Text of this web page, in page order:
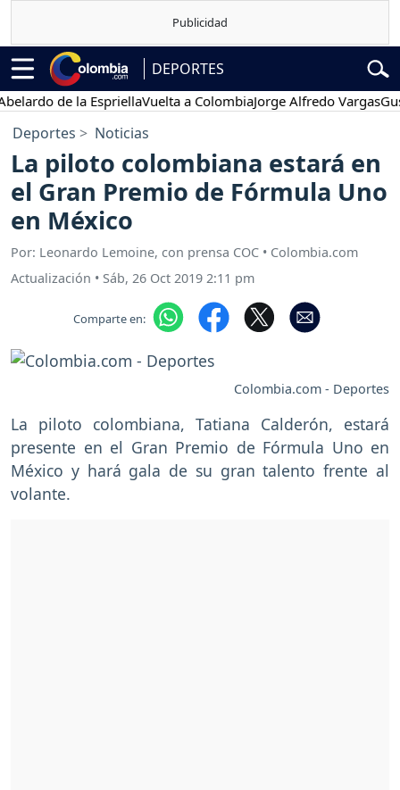
DEPORTES
de la EspriellaVuelta a ColombiaJorge Alfredo VargasGustavo
Deportes Noticias
La piloto colombiana estará en
el Gran Premio de Fórmula Uno
en México
Por: Leonardo Lemoine, con prensa COC • Colombia.com
Actualización • Sáb, 26 Oct 2019 2:11 pm
Comparte en:
Colombia.com - Deportes
La piloto colombiana, Tatiana Calderón, estará
presente en el Gran Premio de Fórmula Uno en
México y hará gala de su gran talento frente al
volante.